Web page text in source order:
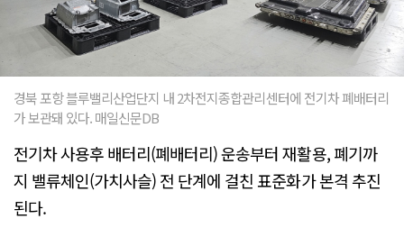
경북 포항 블루밸리산업단지 내 2차전지종합관리센터에 전기차 폐배터리
가 보관돼 있다. 매일신문DB
전기차 사용후 배터리(폐배터리) 운송부터 재활용, 폐기까
지 밸류체인(가치사슬) 전 단계에 걸친 표준화가 본격 추진
된다.